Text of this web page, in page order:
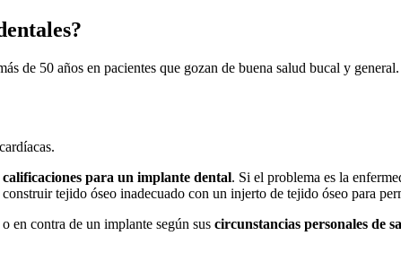
de 50 años en pacientes que gozan de buena salud bucal y
calificaciones para un implante dental. Si el problema es la
tejido óseo inadecuado con un injerto de tejido óseo para
en contra de un implante según sus circunstancias personales de